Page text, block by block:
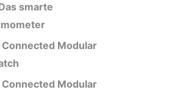
smarte
Connected Modular
Connected Modular